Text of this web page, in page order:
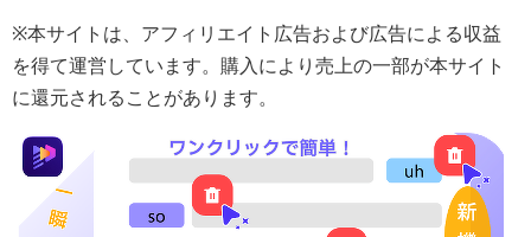
※本サイトは、アフィリエイト広告および広告による収益
を得て運営しています。購入により売上の一部が本サイト
に還元されることがあります。